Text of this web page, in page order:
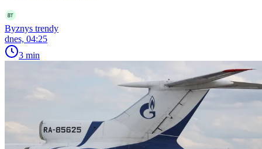
Byznys trendy
dnes, 04:25
3 min